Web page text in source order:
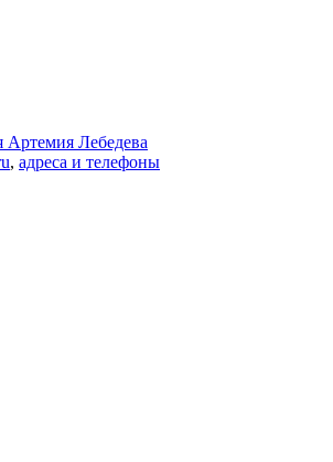
Артемия Лебедева
, адреса и телефоны